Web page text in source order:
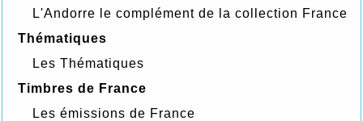
L'Andorre le complément de la collection France
Thématiques
Les Thématiques
Timbres de France
Les émissions de France